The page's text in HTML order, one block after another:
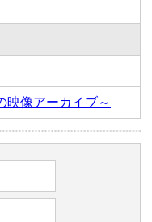
映像アーカイブ～